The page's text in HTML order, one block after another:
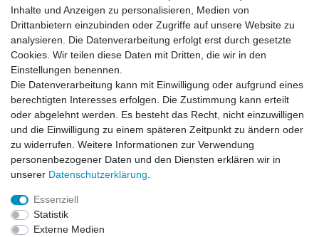
Inhalte und Anzeigen zu personalisieren, Medien von
Drittanbietern einzubinden oder Zugriffe auf unsere Website zu
analysieren. Die Datenverarbeitung erfolgt erst durch gesetzte
Cookies. Wir teilen diese Daten mit Dritten, die wir in den
Einstellungen benennen.
Die Datenverarbeitung kann mit Einwilligung oder aufgrund eines
berechtigten Interesses erfolgen. Die Zustimmung kann erteilt
oder abgelehnt werden. Es besteht das Recht, nicht einzuwilligen
und die Einwilligung zu einem späteren Zeitpunkt zu ändern oder
zu widerrufen. Weitere Informationen zur Verwendung
personenbezogener Daten und den Diensten erklären wir in
unserer Daten­schutz­erklärung
Essenziell
Statistik
Externe Medien